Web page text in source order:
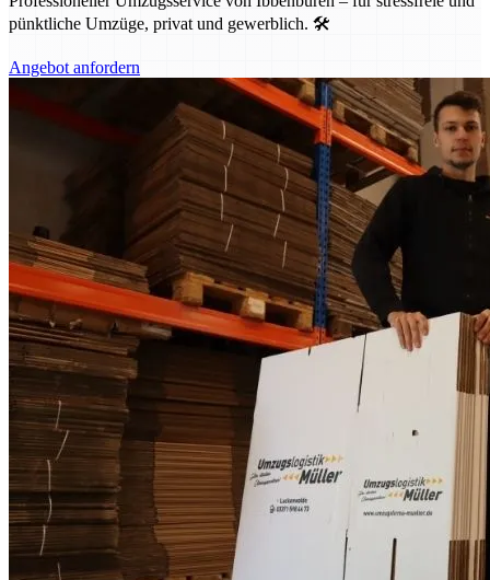
pünktliche Umzüge, privat und gewerblich. 🛠️
Angebot anfordern